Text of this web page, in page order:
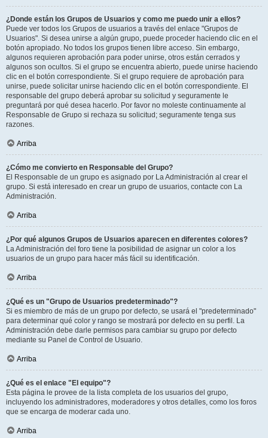
¿Donde están los Grupos de Usuarios y como me puedo unir a ellos?
Puede ver todos los Grupos de usuarios a través del enlace "Grupos de
Usuarios". Si desea unirse a algún grupo, puede proceder haciendo clic en el
botón apropiado. No todos los grupos tienen libre acceso. Sin embargo,
algunos requieren aprobación para poder unirse, otros están cerrados y
algunos son ocultos. Si el grupo se encuentra abierto, puede unirse haciendo
clic en el botón correspondiente. Si el grupo requiere de aprobación para
unirse, puede solicitar unirse haciendo clic en el botón correspondiente. El
responsable del grupo deberá aprobar su solicitud y seguramente le
preguntará por qué desea hacerlo. Por favor no moleste continuamente al
Responsable de Grupo si rechaza su solicitud; seguramente tenga sus
razones.
Arriba
¿Cómo me convierto en Responsable del Grupo?
El Responsable de un grupo es asignado por La Administración al crear el
grupo. Si está interesado en crear un grupo de usuarios, contacte con La
Administración.
Arriba
¿Por qué algunos Grupos de Usuarios aparecen en diferentes colores?
La Administración del foro tiene la posibilidad de asignar un color a los
usuarios de un grupo para hacer más fácil su identificación.
Arriba
¿Qué es un "Grupo de Usuarios predeterminado"?
Si es miembro de más de un grupo por defecto, se usará el "predeterminado"
para determinar qué color y rango se mostrará por defecto en su perfil. La
Administración debe darle permisos para cambiar su grupo por defecto
mediante su Panel de Control de Usuario.
Arriba
¿Qué es el enlace "El equipo"?
Esta página le provee de la lista completa de los usuarios del grupo,
incluyendo los administradores, moderadores y otros detalles, como los foros
que se encarga de moderar cada uno.
Arriba